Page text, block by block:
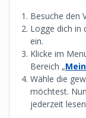
Besuche den
Logge dich in
ein.
Klicke im
Bereich „
Wähle die
möchtest.
jederzeit